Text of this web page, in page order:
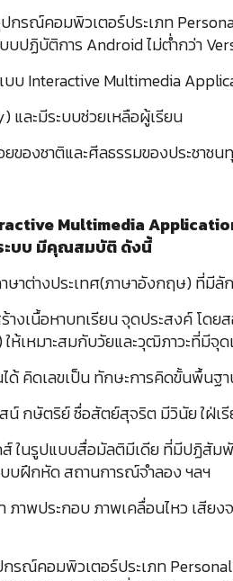
รณ์คอมพิวเตอร์ประเภท
ปฏิบัติการ Android ไม่ต่ำกว่า
Interactive Multimedia
และมีระบบช่วยเหลือผู้เรียน
องชาติและศีลธรรมของประชาช
Multimedia
ระบบ มีคุณสมบัติ ดังนี้
ษาต่างประเทศ(ภาษาอังกฤษ) ที่
างเนื้อหาบทเรียน จุดประสงค์ โ
ให้เหมาะสมกับวัยและวุฒิภาวะที่มี
ได้ คิดเลขเป็น ทักษะการคิดขั้นพื้น
กษัตริย์ ซื่อสัตย์สุจริต มีวินัย ใฝ่เ
ในรูปแบบสื่อมัลติมีเดีย ที่มีปฏิสัม
บบฝึกหัด สถานการณ์จำลอง ฯลฯ
าพประกอบ ภาพเคลื่อนไหว เสีย
ณ์คอมพิวเตอร์ประเภท